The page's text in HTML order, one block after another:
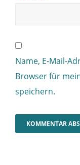
Name, E-Mail-
Browser für
speichern.